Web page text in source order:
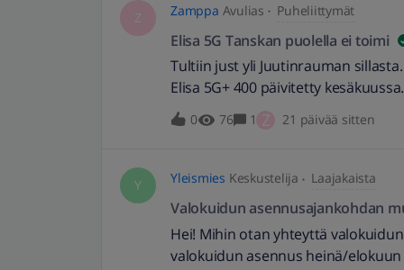
Z Zamppa Avulias Puheliittymät
Elisa 5G Tanskan puolella ei toimi
Tultiin just yli Juutinrauman
Elisa 5G+ 400 päivitetty
verkkoon, eikä tarjolla ole muita.
simminä, jossa data kulkee. Mikäs
0 76 1 Z 21 päivää sitten
Y Yleismies Keskustelija Laajakaista
Valokuidun asennusajankohdan
Hei! Mihin otan yhteyttä
valokuidun asennus heinä/